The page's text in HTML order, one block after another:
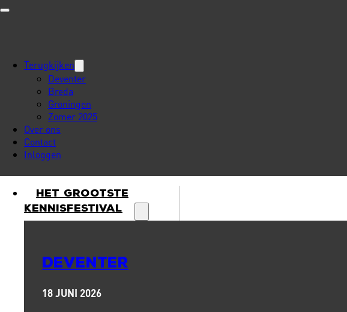
Terugkijken
Deventer
Breda
Groningen
Zomer 2025
Over ons
Contact
Inloggen
Het Grootste
Kennisfestival
DEVENTER
18 JUNI 2026